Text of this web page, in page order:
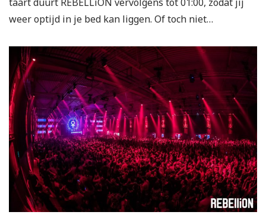
taart duurt REBELLiON vervolgens tot 01:00, zodat jij
weer optijd in je bed kan liggen. Of toch niet…